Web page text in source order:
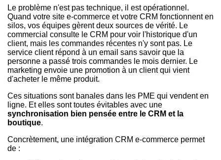
Le problème n'est pas technique, il est opérationnel.
Quand votre site e-commerce et votre CRM fonctionnent en
silos, vos équipes gèrent deux sources de vérité. Le
commercial consulte le CRM pour voir l'historique d'un
client, mais les commandes récentes n'y sont pas. Le
service client répond à un email sans savoir que la
personne a passé trois commandes le mois dernier. Le
marketing envoie une promotion à un client qui vient
d'acheter le même produit.
Ces situations sont banales dans les PME qui vendent en
ligne. Et elles sont toutes évitables avec une
synchronisation bien pensée entre le CRM et la
boutique.
Concrètement, une intégration CRM e-commerce permet
de :